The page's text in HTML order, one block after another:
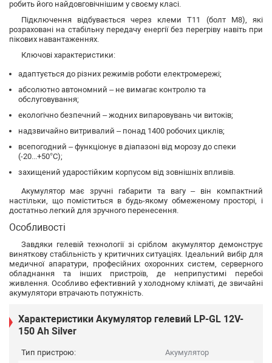
робить його найдовговічнішим у своєму класі.
Підключення відбувається через клеми T11 (болт М8), які
розраховані на стабільну передачу енергії без перегріву навіть при
пікових навантаженнях.
Ключові характеристики:
адаптується до різних режимів роботи електромережі;
абсолютно автономний – не вимагає контролю та
обслуговування;
екологічно безпечний – жодних випаровувань чи витоків;
надзвичайно витривалий – понад 1400 робочих циклів;
всепогодний – функціонує в діапазоні від морозу до спеки
(-20...+50°C);
захищений ударостійким корпусом від зовнішніх впливів.
Акумулятор має зручні габарити та вагу – він компактний
настільки, що поміститься в будь-якому обмеженому просторі, і
достатньо легкий для зручного перенесення.
Особливості
Завдяки гелевій технології зі сріблом акумулятор демонструє
виняткову стабільність у критичних ситуаціях. Ідеальний вибір для
медичної апаратури, професійних охоронних систем, серверного
обладнання та інших пристроїв, де неприпустимі перебої
живлення. Особливо ефективний у холодному кліматі, де звичайні
акумулятори втрачають потужність.
Характеристики Акумулятор гелевий LP-GL 12V-
150 Ah Silver
Тип пристрою:
Акумулятор